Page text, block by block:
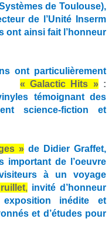
de Toulouse),
de l’Unité Inserm
ont ainsi fait l’honneur
ont particulièrement
« Galactic Hits »:
témoignant des
science-fiction et
» de Didier Graffet,
important de l’oeuvre
à un voyage
, invité d’honneur
inédite et
et d’études pour